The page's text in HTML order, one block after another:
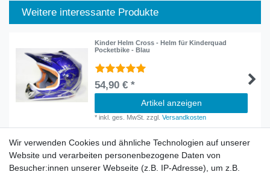
Weitere interessante Produkte
Kinder Helm Cross - Helm für Kinderquad
Pocketbike - Blau
54,90 € *
Artikel anzeigen
*inkl. ges. MwSt. zzgl.Versandkosten
Wir verwenden Cookies und ähnliche Technologien auf unserer
Website und verarbeiten personenbezogene Daten von
Besucher:innen unserer Webseite (z.B. IP-Adresse), um z.B.